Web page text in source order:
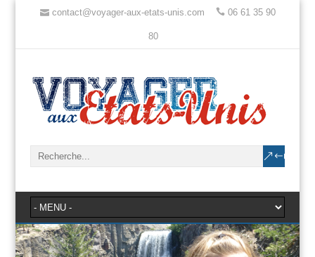
contact@voyager-aux-etats-unis.com 06 61 35 90
80